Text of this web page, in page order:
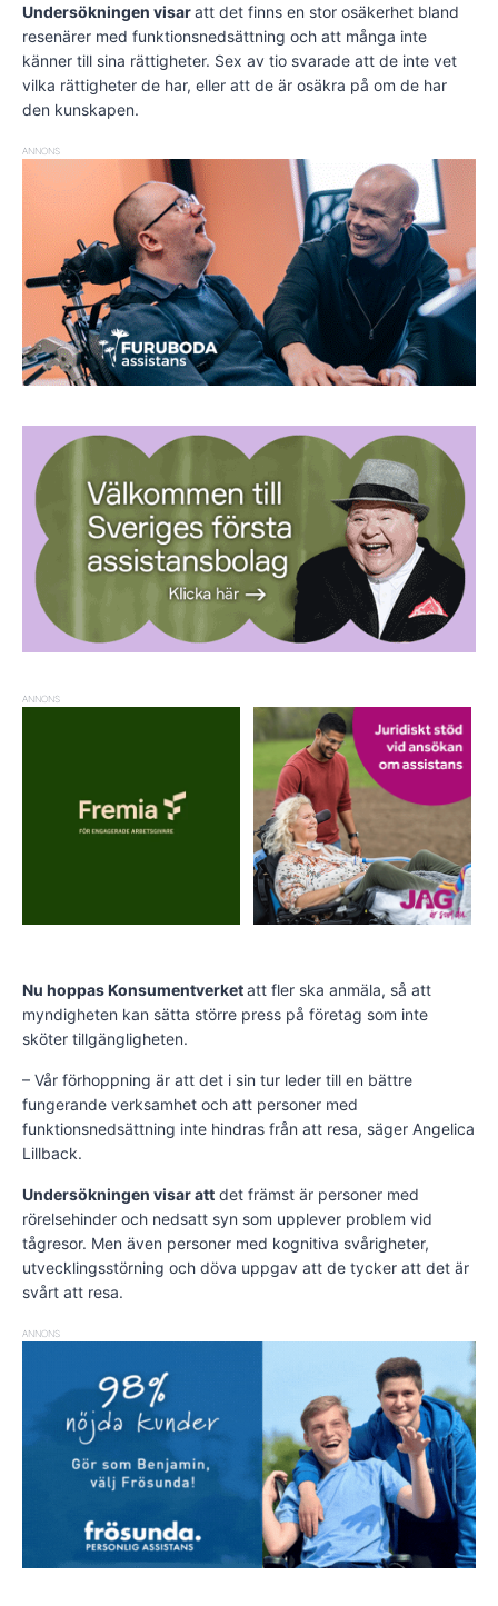
Undersökningen visaratt det finns en stor osäkerhet bland
resenärer med funktionsnedsättning och att många inte
känner till sina rättigheter. Sex av tio svarade att de inte vet
vilka rättigheter de har, eller att de är osäkra på om de har
den kunskapen.
ANNONS
ANNONS
Nu hoppas Konsumentverketatt fler ska anmäla, så att
myndigheten kan sätta större press på företag som inte
sköter tillgängligheten.
– Vår förhoppning är att det i sin tur leder till en bättre
fungerande verksamhet och att personer med
funktionsnedsättning inte hindras från att resa, säger Angelica
Lillback.
Undersökningen visar att det främst är personer med
rörelsehinder och nedsatt syn som upplever problem vid
tågresor. Men även personer med kognitiva svårigheter,
utvecklingsstörning och döva uppgav att de tycker att det är
svårt att resa.
ANNONS